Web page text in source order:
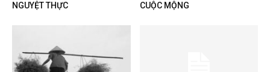
NGUYỆT THỰC CUỘC MỘNG